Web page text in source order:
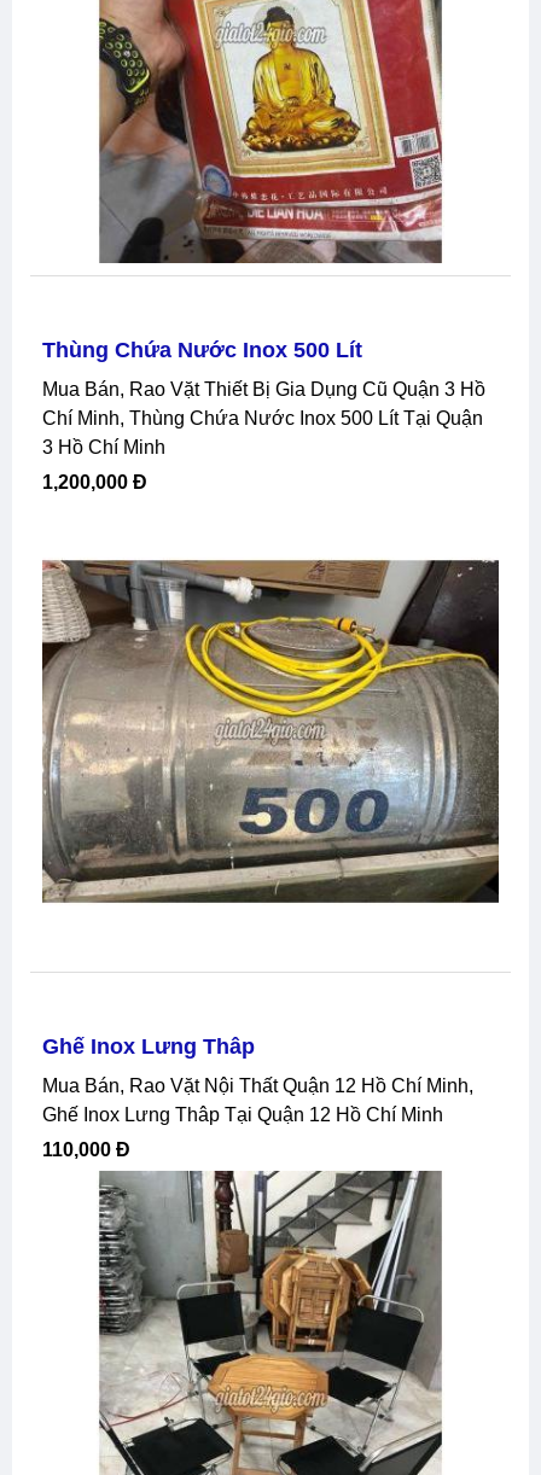
Thùng Chứa Nước Inox 500 Lít
Mua Bán, Rao Vặt Thiết Bị Gia Dụng Cũ Quận 3 Hồ
Chí Minh, Thùng Chứa Nước Inox 500 Lít Tại Quận
3 Hồ Chí Minh
1,200,000 Đ
Ghế Inox Lưng Thâp
Mua Bán, Rao Vặt Nội Thất Quận 12 Hồ Chí Minh,
Ghế Inox Lưng Thâp Tại Quận 12 Hồ Chí Minh
110,000 Đ